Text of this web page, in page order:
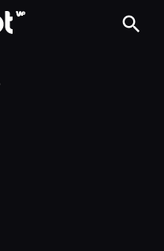
nocą